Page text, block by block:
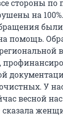
стороны по
на
помощь.
У
весной нас